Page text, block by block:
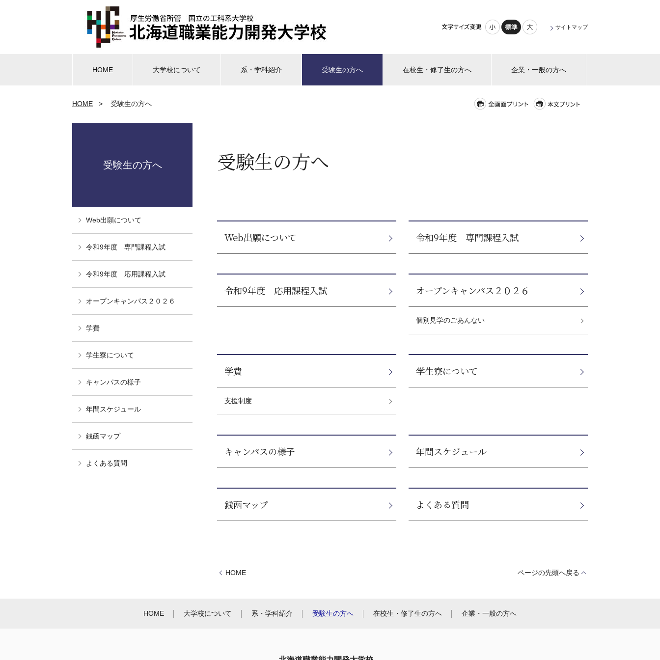
サイトマップ
HOME 大学校について 系・学科紹介 受験生の方へ 在校生・修了生の方へ 企業・一般の方へ
HOME > 受験生の方へ
受験生の方へ
Web出願について 令和9年度 専門課程入試
令和9年度 応用課程入試 オープンキャンパス２０２６
個別見学のごあんない
学費
支援制度
学生寮について
キャンパスの様子 年間スケジュール
銭函マップ よくある質問
受験生の方へ
Web出願について
令和9年度 専門課程入試
令和9年度 応用課程入試
オープンキャンパス２０２６
学費
学生寮について
キャンパスの様子
年間スケジュール
銭函マップ
よくある質問
HOME ページの先頭へ戻る
HOME 大学校について 系・学科紹介 受験生の方へ 在校生・修了生の方へ 企業・一般の方へ